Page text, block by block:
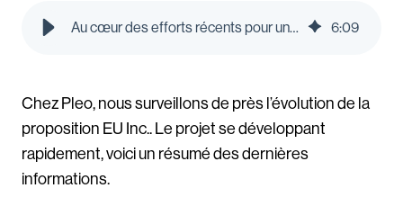
Au cœur des efforts récents pour un cadre EU Inc. qui réduirait les frictions 6:09
Chez Pleo, nous surveillons de près l’évolution de la
proposition EU Inc.. Le projet se développant
rapidement, voici un résumé des dernières
informations.